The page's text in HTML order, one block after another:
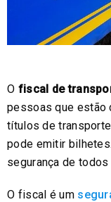
O fiscal de
pessoas que estão
títulos de
pode emitir
segurança de
O fiscal é um